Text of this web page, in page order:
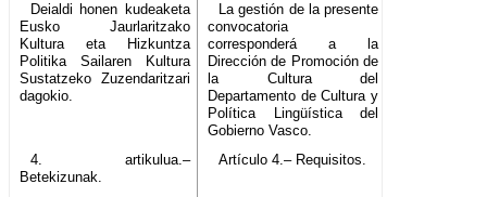
Deialdi honen kudeaketa
Eusko Jaurlaritzako
Kultura eta Hizkuntza
Politika Sailaren Kultura
Sustatzeko Zuzendaritzari
dagokio.
La gestión de la presente
convocatoria
corresponderá a la
Dirección de Promoción de
la Cultura del
Departamento de Cultura y
Política Lingüística del
Gobierno Vasco.
4. artikulua.–
Betekizunak.
Artículo 4.– Requisitos.